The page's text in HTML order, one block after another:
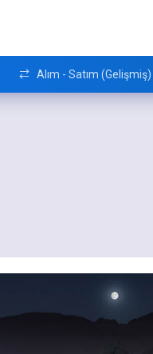
Alım - Satım (Gelişmiş)